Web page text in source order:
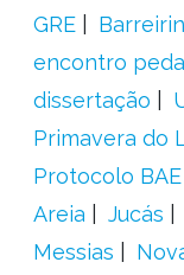
GRE
encontro
dissertação
Primavera do
Protocolo BAE
Areia
Jucás
Messias